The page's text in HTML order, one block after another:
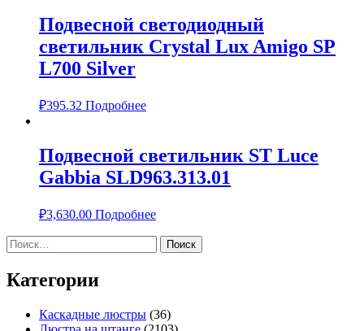
Подвесной светодиодный
светильник Crystal Lux Amigo SP
L700 Silver
₽395.32 Подробнее
Подвесной светильник ST Luce
Gabbia SLD963.313.01
₽3,630.00 Подробнее
Найти:
Категории
Каскадные люстры (36)